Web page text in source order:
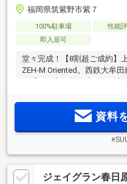
福岡県筑紫野市紫７
100%駐車場 性能
即入居可
堂々完成！【8割超ご成約】
ZEH-M Oriented。西鉄大牟
日市東小学校徒歩5分。
資料
ジェイグラン春